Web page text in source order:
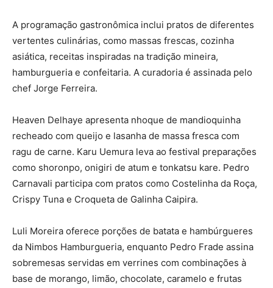
A programação gastronômica inclui pratos de diferentes
vertentes culinárias, como massas frescas, cozinha
asiática, receitas inspiradas na tradição mineira,
hamburgueria e confeitaria. A curadoria é assinada pelo
chef Jorge Ferreira.
Heaven Delhaye apresenta nhoque de mandioquinha
recheado com queijo e lasanha de massa fresca com
ragu de carne. Karu Uemura leva ao festival preparações
como shoronpo, onigiri de atum e tonkatsu kare. Pedro
Carnavali participa com pratos como Costelinha da Roça,
Crispy Tuna e Croqueta de Galinha Caipira.
Luli Moreira oferece porções de batata e hambúrgueres
da Nimbos Hamburgueria, enquanto Pedro Frade assina
sobremesas servidas em verrines com combinações à
base de morango, limão, chocolate, caramelo e frutas